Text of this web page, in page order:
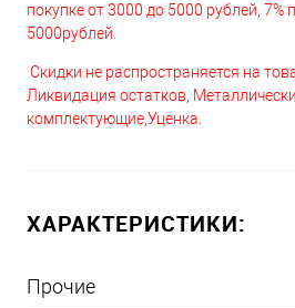
покупке от 3000 до 5000 рублей, 7%
5000рублей.
Скидки не распространяется на
Ликвидация остатков,
комплектующие,Уценка.
ХАРАКТЕРИСТИКИ:
Прочие